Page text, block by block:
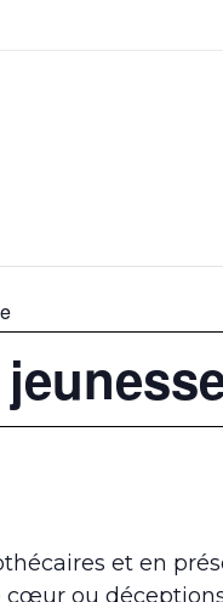
et en
cœur ou